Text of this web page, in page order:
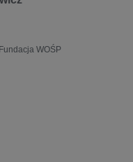
Fundacja WOŚP